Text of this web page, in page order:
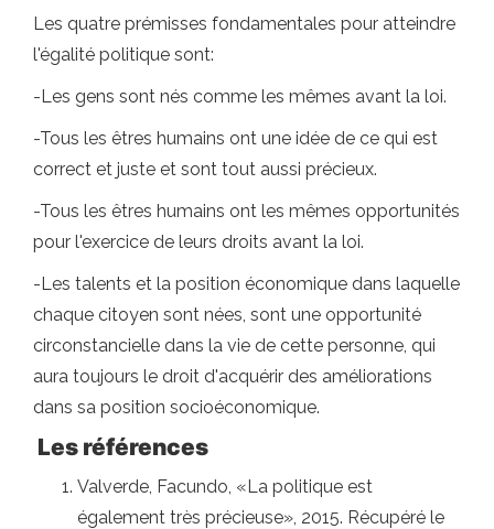
Les quatre prémisses fondamentales pour atteindre
l'égalité politique sont:
-Les gens sont nés comme les mêmes avant la loi.
-Tous les êtres humains ont une idée de ce qui est
correct et juste et sont tout aussi précieux.
-Tous les êtres humains ont les mêmes opportunités
pour l'exercice de leurs droits avant la loi.
-Les talents et la position économique dans laquelle
chaque citoyen sont nées, sont une opportunité
circonstancielle dans la vie de cette personne, qui
aura toujours le droit d'acquérir des améliorations
dans sa position socioéconomique.
Les références
Valverde, Facundo, «La politique est
également très précieuse», 2015. Récupéré le